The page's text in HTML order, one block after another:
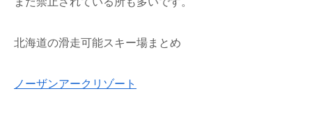
北海道の滑走可能スキー場まとめ
ノーザンアークリゾート